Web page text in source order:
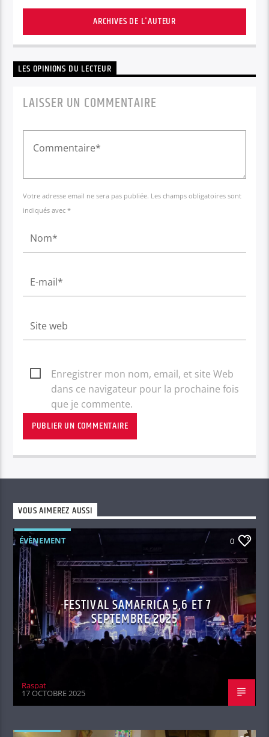
ARCHIVES DE L'AUTEUR
LES OPINIONS DU LECTEUR
LAISSER UN COMMENTAIRE
Votre adresse email ne sera pas publiée. Les champs obligatoires sont
indiqués avec *
Enregistrer mon nom, email, et site Web
dans ce navigateur pour la prochaine fois
que je commente.
VOUS AIMEREZ AUSSI
ÉVÈNEMENT 0
FESTIVAL SAMAFRICA 5,6 ET 7
SEPTEMBRE 2025
Raspat
17 OCTOBRE 2025